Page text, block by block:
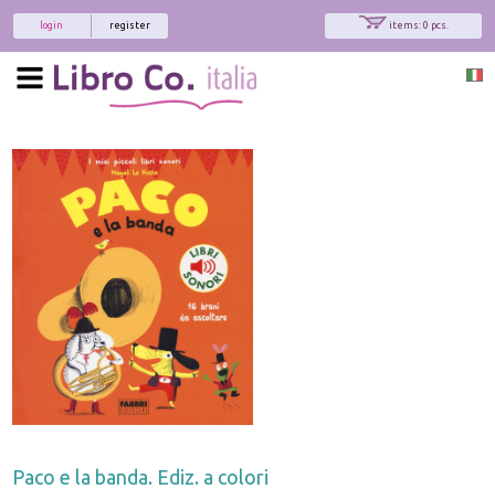
items: 0 pcs.
register
login
Paco e la banda. Ediz. a colori